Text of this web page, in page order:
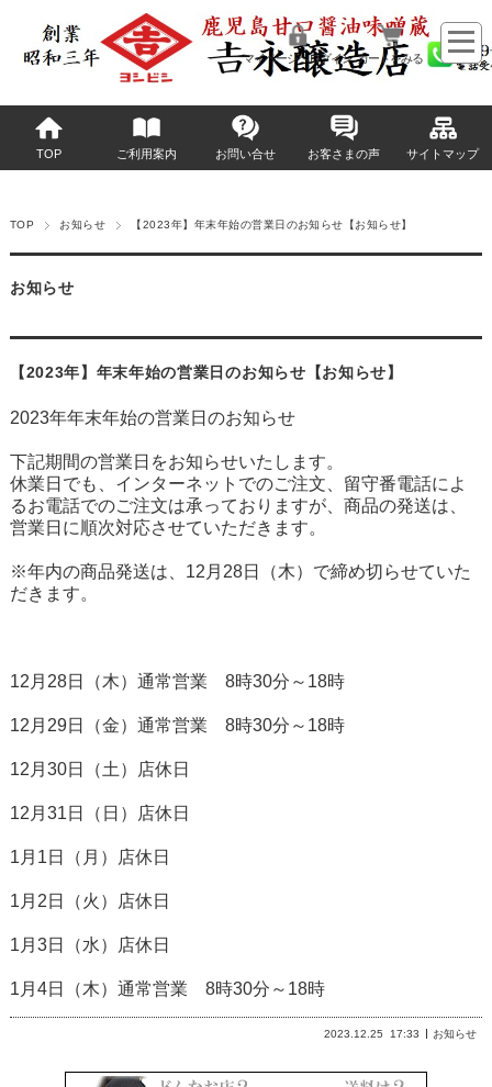
マイページへログイン カートをみる
TOP ご利用案内 お問い合せ お客さまの声 サイトマップ
TOP お知らせ 【2023年】年末年始の営業日のお知らせ【お知らせ】
お知らせ
【2023年】年末年始の営業日のお知らせ【お知らせ】
2023年年末年始の営業日のお知らせ
下記期間の営業日をお知らせいたします。
休業日でも、インターネットでのご注文、留守番電話によ
るお電話でのご注文は承っておりますが、商品の発送は、
営業日に順次対応させていただきます。
※年内の商品発送は、12月28日（木）で締め切らせていた
だきます。
12月28日（木）通常営業 8時30分～18時
12月29日（金）通常営業 8時30分～18時
12月30日（土）店休日
12月31日（日）店休日
1月1日（月）店休日
1月2日（火）店休日
1月3日（水）店休日
1月4日（木）通常営業 8時30分～18時
2023.12.25 17:33 お知らせ